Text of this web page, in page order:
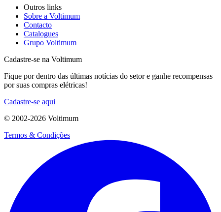
Outros links
Sobre a Voltimum
Contacto
Catalogues
Grupo Voltimum
Cadastre-se na Voltimum
Fique por dentro das últimas notícias do setor e ganhe recompensas
por suas compras elétricas!
Cadastre-se aqui
© 2002-2026 Voltimum
Termos & Condições